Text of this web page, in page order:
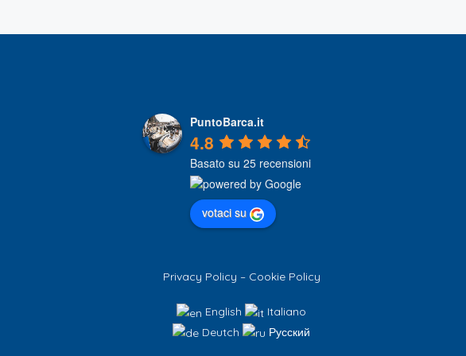
PuntoBarca.it
4.8
Basato su 25 recensioni
votaci su
Privacy Policy – Cookie Policy
English
Italiano
Deutch
Русский